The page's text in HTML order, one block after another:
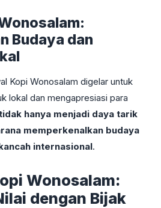
Budaya dan
Kopi Wonosalam digelar untuk
lokal dan mengapresiasi para
hanya menjadi daya tarik
memperkenalkan budaya
internasional.
Wonosalam:
dengan Bijak